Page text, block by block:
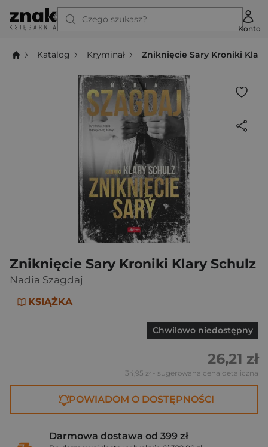
Czego szukasz?
Konto
Katalog Kryminał Zniknięcie Sary Kroniki
Zniknięcie Sary Kroniki Klary Schulz
Nadia Szagdaj
KSIĄŻKA
Chwilowo niedostępny
26,21 zł
34,95 zł - sugerowana cena detaliczna
POWIADOM O DOSTĘPNOŚCI
Darmowa dostawa od 399 zł